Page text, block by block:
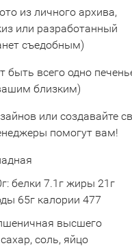
из личного архива,
или разработанный
съедобным)
всего одно
близким)
или создавайте
помогут вам!
белки 7.1г жиры 21г
65г калории 477
высшего
соль, яйцо